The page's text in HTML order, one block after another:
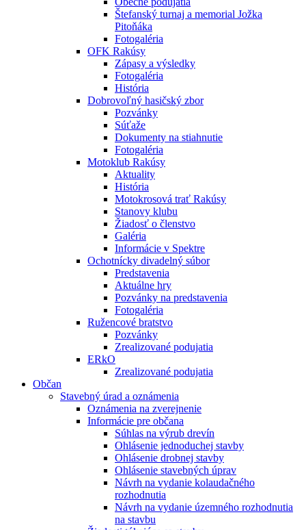
Štefanský turnaj a memorial Jožka
Pitoňáka
Fotogaléria
OFK Rakúsy
Zápasy a výsledky
Fotogaléria
História
Dobrovoľný hasičský zbor
Pozvánky
Súťaže
Dokumenty na stiahnutie
Fotogaléria
Motoklub Rakúsy
Aktuality
História
Motokrosová trať Rakúsy
Stanovy klubu
Žiadosť o členstvo
Galéria
Informácie v Spektre
Ochotnícky divadelný súbor
Predstavenia
Aktuálne hry
Pozvánky na predstavenia
Fotogaléria
Ružencové bratstvo
Pozvánky
Zrealizované podujatia
ERkO
Zrealizované podujatia
Občan
Stavebný úrad a oznámenia
Oznámenia na zverejnenie
Informácie pre občana
Súhlas na výrub drevín
Ohlásenie jednoduchej stavby
Ohlásenie drobnej stavby
Ohlásenie stavebných úprav
Návrh na vydanie kolaudačného
rozhodnutia
Návrh na vydanie územného rozhodnutia
na stavbu